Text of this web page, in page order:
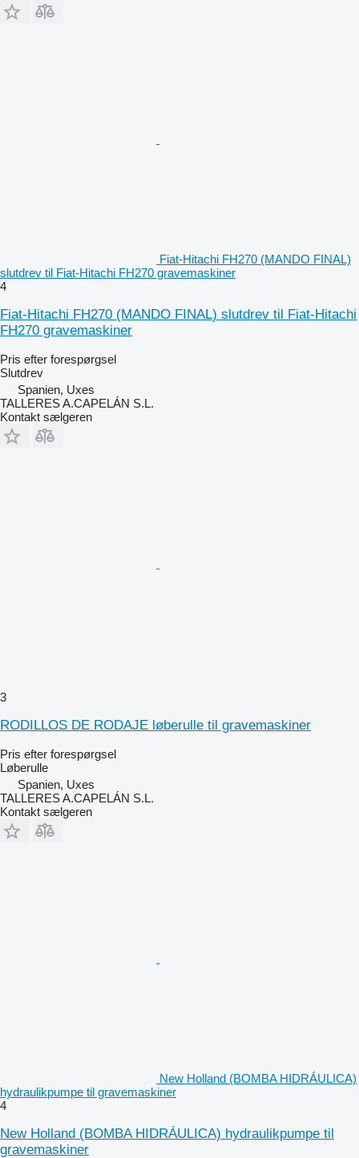
Fiat-Hitachi FH270 (MANDO FINAL)
slutdrev til Fiat-Hitachi FH270 gravemaskiner
4
Fiat-Hitachi FH270 (MANDO FINAL) slutdrev til Fiat-Hitachi
FH270 gravemaskiner
Pris efter forespørgsel
Slutdrev
Spanien, Uxes
TALLERES A.CAPELÁN S.L.
Kontakt sælgeren
3
RODILLOS DE RODAJE løberulle til gravemaskiner
Pris efter forespørgsel
Løberulle
Spanien, Uxes
TALLERES A.CAPELÁN S.L.
Kontakt sælgeren
New Holland (BOMBA HIDRÁULICA)
hydraulikpumpe til gravemaskiner
4
New Holland (BOMBA HIDRÁULICA) hydraulikpumpe til
gravemaskiner